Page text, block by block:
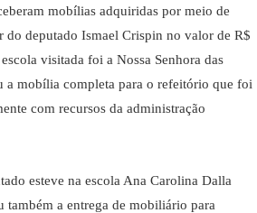
mobílias adquiridas por meio de
do deputado Ismael Crispin no valor de R$
visitada foi a Nossa Senhora das
a mobília completa para o refeitório que foi
com recursos da administração
esteve na escola Ana Carolina Dalla
também a entrega de mobiliário para